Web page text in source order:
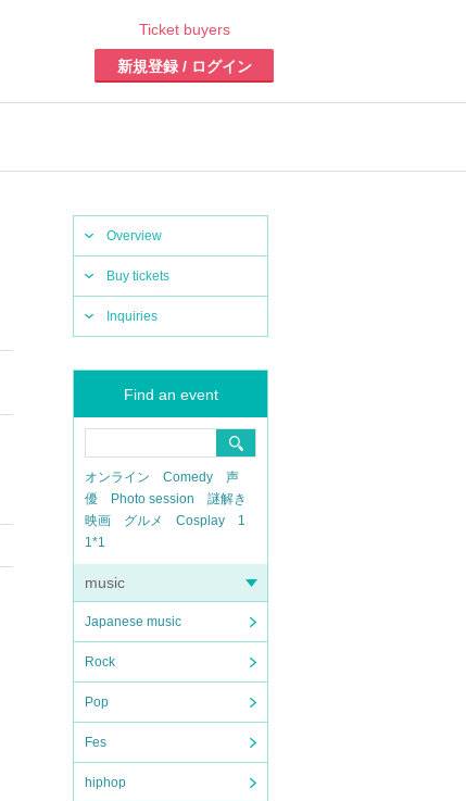
Ticket buyers
新規登録 / ログイン
Overview
Buy tickets
Inquiries
Find an event
オンライン Comedy
声
優
Photo session
謎解き
映画
グルメ Cosplay
1
1*1
music
Japanese music
Rock
Pop
Fes
hiphop